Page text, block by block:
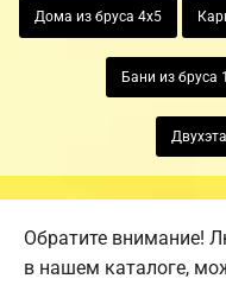
Дома из бруса 4х5
Бани из бруса
Обратите внимание!
в нашем каталоге,